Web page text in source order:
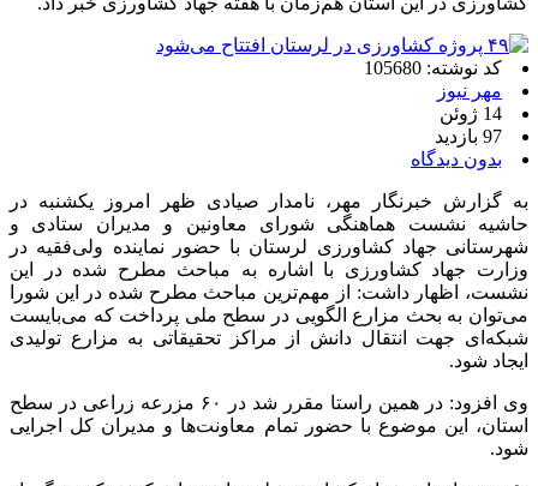
کد نوشته: 105680
مهر نیوز
14 ژوئن
97 بازدید
بدون دیدگاه
به گزارش خبرنگار مهر، نامدار صیادی ظهر امروز یکشنبه در
حاشیه نشست هماهنگی شورای معاونین و مدیران ستادی و
شهرستانی جهاد کشاورزی لرستان با حضور نماینده ولی‌فقیه در
وزارت جهاد کشاورزی با اشاره به مباحث مطرح شده در این
نشست، اظهار داشت: از مهم‌ترین مباحث مطرح شده در این شورا
می‌توان به بحث مزارع الگویی در سطح ملی پرداخت که می‌بایست
شبکه‌ای جهت انتقال دانش از مراکز تحقیقاتی به مزارع تولیدی
ایجاد شود.
وی افزود: در همین راستا مقرر شد در ۶۰ مزرعه زراعی در سطح
استان، این موضوع با حضور تمام معاونت‌ها و مدیران کل اجرایی
شود.